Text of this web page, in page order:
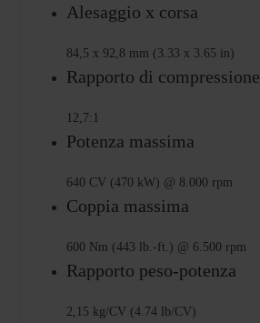
Alesaggio x corsa
84,5 x 92,8 mm (3.33 x 3.65 in)
Rapporto di compressione
12,7:1
Potenza massima
640 CV (470 kW) @ 8.000 rpm
Coppia massima
600 Nm (443 lb.-ft.) @ 6.500 rpm
Rapporto peso-potenza
2,15 kg/CV (4.74 lb/CV)